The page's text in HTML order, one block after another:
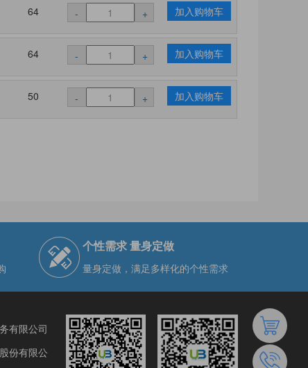
64 - + 加入购物车
64 - + 加入购物车
50 - + 加入购物车
个性需求 量身定做
量身定做，满足多样化的个性需求
有限公司
份有限公